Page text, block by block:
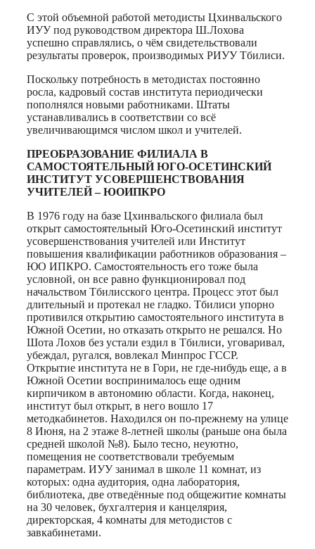
С этой объемной работой методисты Цхинвальского
ИУУ под руководством директора Ш.Лохова
успешно справлялись, о чём свидетельствовали
результаты проверок, производимых РИУУ Тбилиси.
Поскольку потребность в методистах постоянно
росла, кадровый состав института периодически
пополнялся новыми работниками. Штаты
устанавливались в соответствии со всё
увеличивающимся числом школ и учителей.
ПРЕОБРАЗОВАНИЕ ФИЛИАЛА В
САМОСТОЯТЕЛЬНЫЙ ЮГО-ОСЕТИНСКИЙ
ИНСТИТУТ УСОВЕРШЕНСТВОВАНИЯ
УЧИТЕЛЕЙ – ЮОИПКРО
В 1976 году на базе Цхинвальского филиала был
открыт самостоятельный Юго-Осетинский институт
усовершенствования учителей или Институт
повышения квалификации работников образования –
ЮО ИПКРО. Самостоятельность его тоже была
условной, он все равно функционировал под
начальством Тбилисского центра. Процесс этот был
длительный и протекал не гладко. Тбилиси упорно
противился открытию самостоятельного института в
Южной Осетии, но отказать открыто не решался. Но
Шота Лохов без устали ездил в Тбилиси, уговаривал,
убеждал, ругался, вовлекал Минпрос ГССР.
Открытие института не в Гори, не где-нибудь еще, а в
Южной Осетии воспринималось еще одним
кирпичиком в автономию области. Когда, наконец,
институт был открыт, в него вошло 17
методкабинетов. Находился он по-прежнему на улице
8 Июня, на 2 этаже 8-летней школы (раньше она была
средней школой №8). Было тесно, неуютно,
помещения не соответствовали требуемым
параметрам. ИУУ занимал в школе 11 комнат, из
которых: одна аудитория, одна лаборатория,
библиотека, две отведённые под общежитие комнаты
на 30 человек, бухгалтерия и канцелярия,
директорская, 4 комнаты для методистов с
завкабинетами.